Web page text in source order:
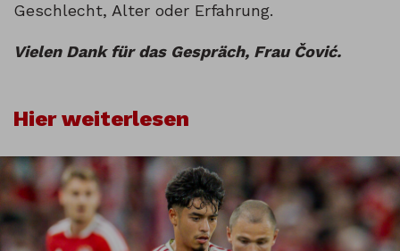
Geschlecht, Alter oder Erfahrung.
Vielen Dank für das Gespräch, Frau Čović.
Hier weiterlesen